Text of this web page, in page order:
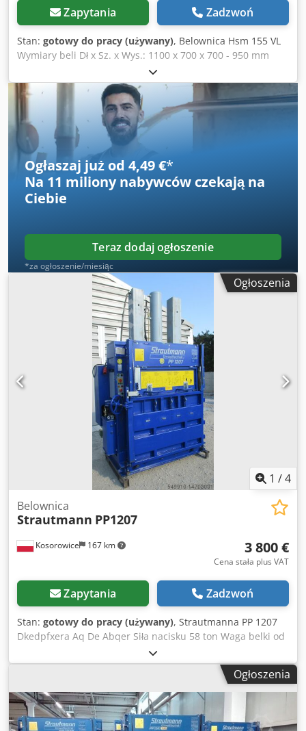
Zapytania Zadzwoń
Stan: gotowy do pracy (używany), Belownica Hsm 155 VL
Wymiary beli Dł x Sz. x Wys.: 1100 x 700 x 700 - 950 mm
Waga beli: 2000 – 250 kg (Karton) Dane techniczne: Dł x Sz
x Wys: 1470 x 940 x 2259 / 2439 mm Waga: 950 kg Siła
nacisku 16 ton Zasilanie: 400 V (trzy fazy) Moc silnika: 4 kW
Wyrzutnik beli Belownica Hsm 155.1 VL siła nacisku 18 ton
Dksdpfx Ajra Nrmsbqjr Cena belownicy Hsm 155.1 VL -
2600eur Belownica Hsm 155.2 vl siła nacisku 16 ton Cena
belownicy hsm 155.2 vl - 2800eur
Ogłaszaj już od 4,49 €*
Na 11 miliony nabywców czekają na
Ciebie
Teraz dodaj ogłoszenie
*za ogłoszenie/miesiąc
Ogłoszenia
1 /4
Kosorowice 167 km
Belownica
Strautmann PP1207
3 800 €
Cena stała plus VAT
Zapytania Zadzwoń
Stan: gotowy do pracy (używany), Strautmanna PP 1207
Dkedpfxera Aq De Abqer Siła nacisku 58 ton Waga belki od
400-500kg w zaleznosci od materiału Silnik 4KW Format
beli (DxSxW): 1200 x 700 x 800 mm Otwór do napełniania:
1145 x 430 mm Wymiary zewnętrzne (DxSxW): 1844 x 1067
x 2868 mm Otwór do napełniania: 1145 x 430 mm
Wysokość transportowa: 2500 mm waga belownicy ok. 2300
kg
Ogłoszenia